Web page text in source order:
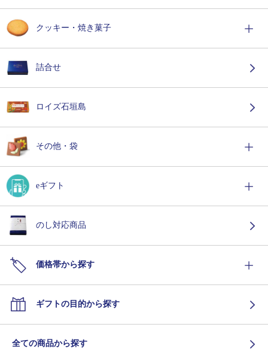
クッキー・焼き菓子
詰合せ
ロイズ石垣島
その他・袋
eギフト
のし対応商品
価格帯から探す
ギフトの目的から探す
全ての商品から探す